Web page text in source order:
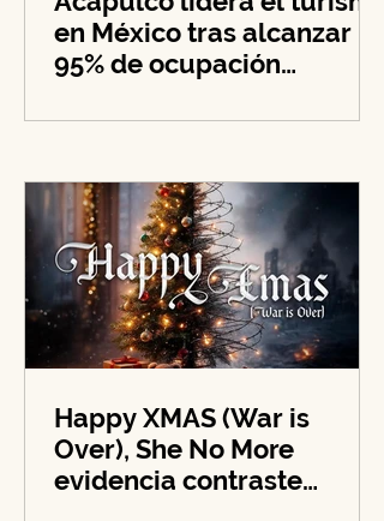
Acapulco lidera el turismo
en México tras alcanzar
95% de ocupación
costera
Happy XMAS (War is